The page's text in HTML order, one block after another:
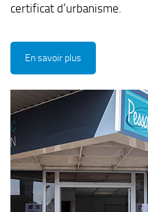
certificat d’urbanisme.
En savoir plus